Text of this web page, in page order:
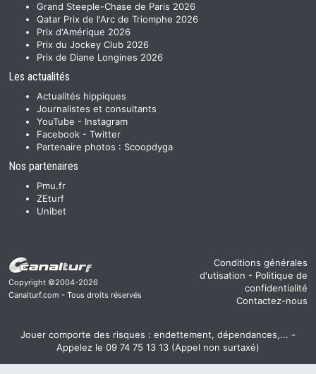
Grand Steeple-Chase de Paris 2026
Qatar Prix de l'Arc de Triomphe 2026
Prix d'Amérique 2026
Prix du Jockey Club 2026
Prix de Diane Longines 2026
Les actualités
Actualités hippiques
Journalistes et consultants
YouTube - Instagram
Facebook - Twitter
Partenaire photos : Scoopdyga
Nos partenaires
Pmu.fr
ZEturf
Unibet
Copyright ©2004-2026
Canalturf.com - Tous droits réservés
Conditions générales
d'utisation - Politique de
confidentialité
Contactez-nous
Jouer comporte des risques : endettement, dépendances,... -
Appelez le 09 74 75 13 13 (Appel non surtaxé)